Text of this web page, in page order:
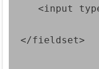
<input
</fieldset>